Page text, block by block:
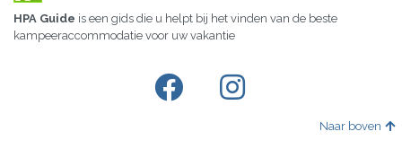
HPA Guide is een gids die u helpt bij het vinden van de beste
kampeeraccommodatie voor uw vakantie
Naar boven